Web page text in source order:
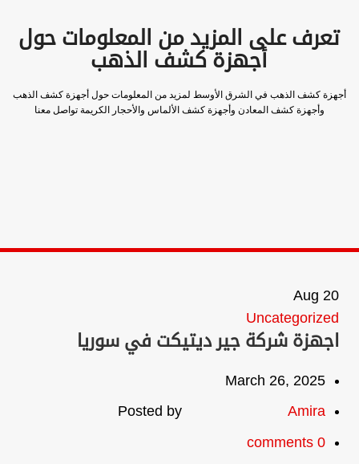
تعرف على المزيد من المعلومات حول
أجهزة كشف الذهب
أجهزة كشف الذهب في الشرق الأوسط لمزيد من المعلومات حول أجهزة كشف الذهب
وأجهزة كشف المعادن وأجهزة كشف الألماس والأحجار الكريمة تواصل معنا
20
Aug
Uncategorized
اجهزة شركة جير ديتيكت في سوريا
March 26, 2025
Posted by
Amira
0
comments